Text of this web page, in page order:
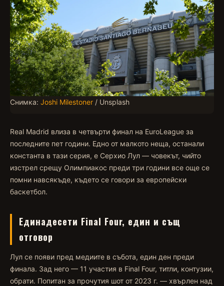
Снимка: Joshi Milestoner / Unsplash
Real Madrid влиза в четвърти финал на EuroLeague за
последните пет години. Едно от малкото неща, останали
константа в тази серия, е Серхио Лул — човекът, чийто
изстрел срещу Олимпиакос преди три години все още се
помни навсякъде, където се говори за европейски
баскетбол.
Единадесети Final Four, един и същ
отговор
Лул се появи пред медиите в събота, един ден преди
финала. Зад него — 11 участия в Final Four, титли, контузии,
обрати. Попитан за прочутия шот от 2023 г. — хвърлен над